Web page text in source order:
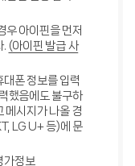
우 아이핀을 먼저
. (아이핀 발급 사
폰 정보를 입력
했음에도 불구하
메시지가 나올 경
LG U+ 등)에 문
가정보